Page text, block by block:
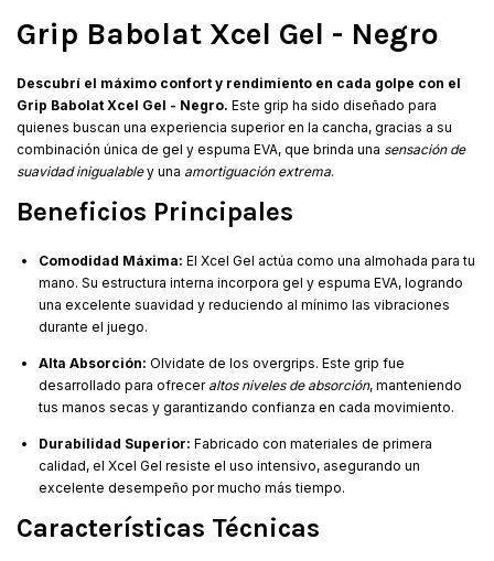
Grip Babolat Xcel Gel - Negro
Descubrí el máximo confort y rendimiento en cada golpe con el
Grip Babolat Xcel Gel - Negro. Este grip ha sido diseñado para
quienes buscan una experiencia superior en la cancha, gracias a su
combinación única de gel y espuma EVA, que brinda una sensación de
suavidad inigualabley una amortiguación extrema.
Beneficios Principales
Comodidad Máxima: El Xcel Gel actúa como una almohada para tu
mano. Su estructura interna incorpora gel y espuma EVA, logrando
una excelente suavidad y reduciendo al mínimo las vibraciones
durante el juego.
Alta Absorción: Olvidate de los overgrips. Este grip fue
desarrollado para ofrecer altos niveles de absorción, manteniendo
tus manos secas y garantizando confianza en cada movimiento.
Durabilidad Superior: Fabricado con materiales de primera
calidad, el Xcel Gel resiste el uso intensivo, asegurando un
excelente desempeño por mucho más tiempo.
Características Técnicas